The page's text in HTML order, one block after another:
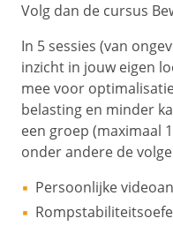
Volg dan de cursus
In 5 sessies (van
inzicht in jouw eigen
mee voor
belasting en minder
een groep (maximaal
onder andere de
Persoonlijke